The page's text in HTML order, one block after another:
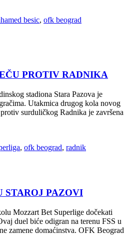
besic, ofk beograd
PROTIV RADNIKA
stadiona Stara Pazova je
Utakmica drugog kola novog
surduličkog Radnika je završena
, ofk beograd, radnik
STAROJ PAZOVI
Mozzart Bet Superlige dočekati
duel biće odigran na terenu FSS u
zamene domaćinstva. OFK Beograd